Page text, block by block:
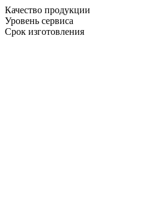
Качество продукции
Уровень сервиса
Срок изготовления